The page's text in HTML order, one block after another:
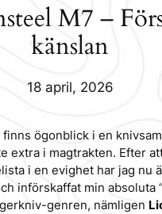
M7 –
känslan
18 april, 2026
ögonblick i en
extra i magtrakten. Efter
i en evighet har jag nu
införskaffat min absoluta
genren, nämligen